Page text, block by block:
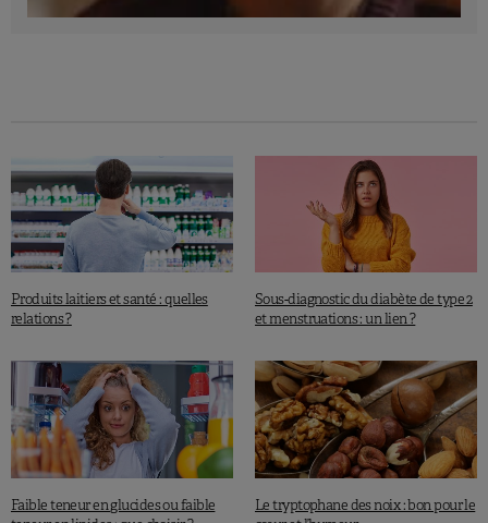
Produits laitiers et santé : quelles
relations ?
Sous-diagnostic du diabète de type 2
et menstruations : un lien ?
Faible teneur en glucides ou faible
Le tryptophane des noix : bon pour le